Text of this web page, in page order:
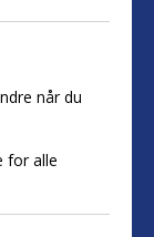
når du
for alle